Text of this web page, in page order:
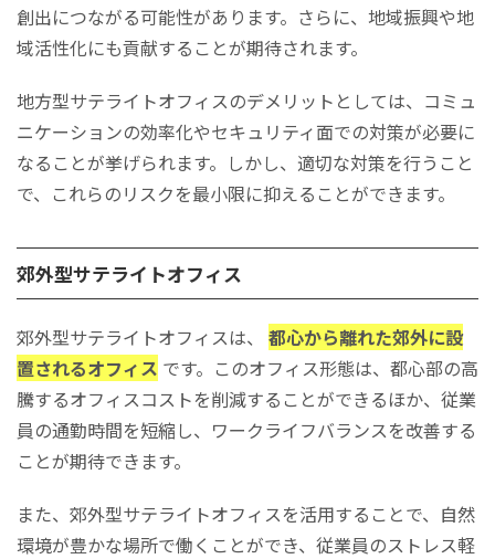
創出につながる可能性があります。さらに、地域振興や地
域活性化にも貢献することが期待されます。
地方型サテライトオフィスのデメリットとしては、コミュ
ニケーションの効率化やセキュリティ面での対策が必要に
なることが挙げられます。しかし、適切な対策を行うこと
で、これらのリスクを最小限に抑えることができます。
郊外型サテライトオフィス
郊外型サテライトオフィスは、 都心から離れた郊外に設
置されるオフィス です。このオフィス形態は、都心部の高
騰するオフィスコストを削減することができるほか、従業
員の通勤時間を短縮し、ワークライフバランスを改善する
ことが期待できます。
また、郊外型サテライトオフィスを活用することで、自然
環境が豊かな場所で働くことができ、従業員のストレス軽